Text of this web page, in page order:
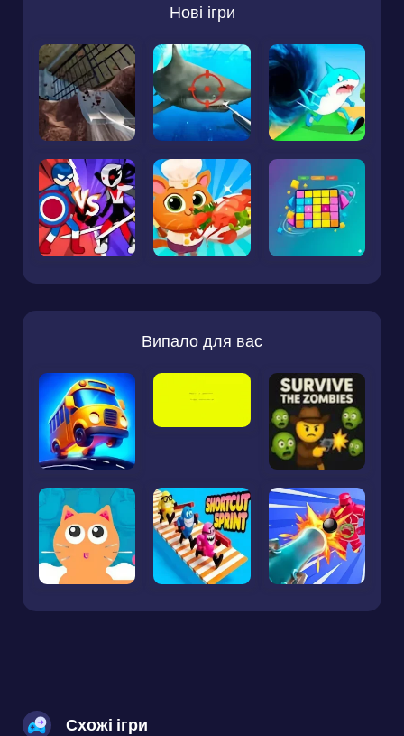
Нові ігри
Випало для вас
Схожі ігри